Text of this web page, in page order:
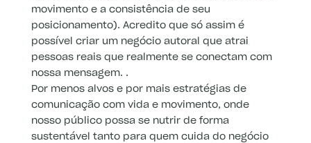
movimento e a consistência de seu
posicionamento). Acredito que só assim é
possível criar um negócio autoral que atrai
pessoas reais que realmente se conectam com
nossa mensagem. .
Por menos alvos e por mais estratégias de
comunicação com vida e movimento, onde
nosso público possa se nutrir de forma
sustentável tanto para quem cuida do negócio